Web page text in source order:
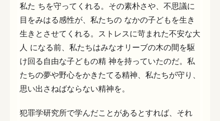
私た ちを守ってくれる。その素朴さや、不思議に
目をみはる感性が、私たちの なかの子どもを生き
生きとさせてくれる。ストレスに苛まれた不安な大
人 になる前、私たちはみなオリーブの木の間を駆
け回る自由な子どもの精 神を持っていたのだ。私
たちの夢や野心をかきたてる精神、私たちが守り、
思い出さねばならない精神を。
犯罪学研究所で学んだことがあるとすれば、それ